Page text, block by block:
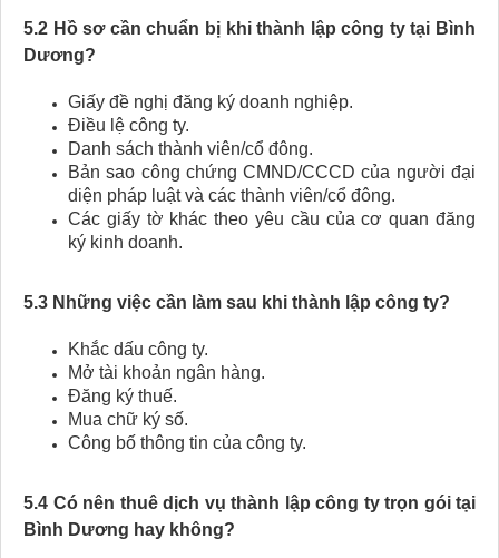
5.2 Hồ sơ cần chuẩn bị khi thành lập công ty tại Bình
Dương?
Giấy đề nghị đăng ký doanh nghiệp.
Điều lệ công ty.
Danh sách thành viên/cổ đông.
Bản sao công chứng CMND/CCCD của người đại
diện pháp luật và các thành viên/cổ đông.
Các giấy tờ khác theo yêu cầu của cơ quan đăng
ký kinh doanh.
5.3 Những việc cần làm sau khi thành lập công ty?
Khắc dấu công ty.
Mở tài khoản ngân hàng.
Đăng ký thuế.
Mua chữ ký số.
Công bố thông tin của công ty.
5.4 Có nên thuê dịch vụ thành lập công ty trọn gói tại
Bình Dương hay không?